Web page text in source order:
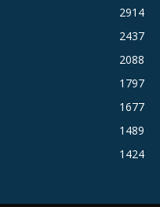
2914
2437
2088
1797
1677
1489
1424